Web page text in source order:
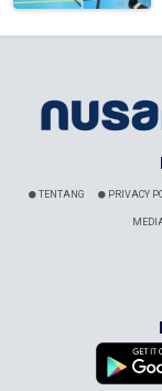
TENTANG PRIVACY